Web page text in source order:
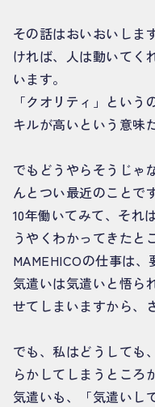
その話はおいおいしま
ければ、人は動いてく
います。
「クオリティ」とい
キルが高いという意味
でもどうやらそうじゃ
んとつい最近のことです
10年働いてみて、それ
うやくわかってきたと
MAMEHICOの仕事は、
気遣いは気遣いと悟ら
せてしまいますから、
でも、私はどうしても
らかしてしまうところ
気遣いも、「気遣いし